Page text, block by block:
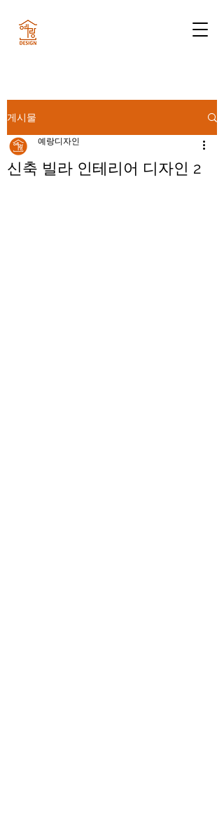
게시물
신축 빌라 인테리어 디자인 2
예랑디자인